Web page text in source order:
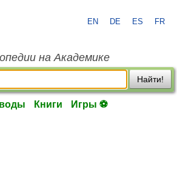
EN DE ES FR
на Академике
Найти!
Книги Игры ⚽